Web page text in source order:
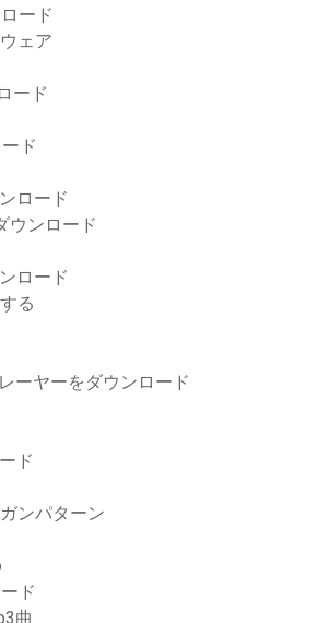
ード
ェア
ード
ド
ロード
ウンロード
ロード
る
ーヤーをダウンロード
ド
ンパターン
ド
曲